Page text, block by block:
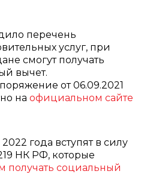
перечень
услуг, при
смогут получать
вычет.
от 06.09.2021
на официальном сайте
года вступят в силу
НК РФ, которые
получать социальный